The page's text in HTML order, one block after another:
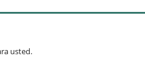
usted.